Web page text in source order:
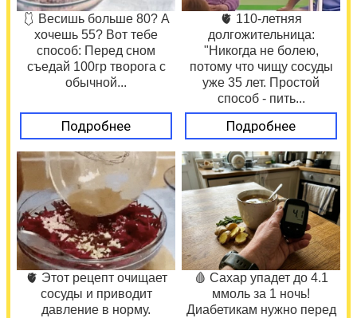
🩱 Весишь больше 80? А
хочешь 55? Вот тебе
способ: Перед сном
съедай 100гр творога с
обычной...
Подробнее
🫀 110-летняя
долгожительница:
"Никогда не болею,
потому что чищу сосуды
уже 35 лет. Простой
способ - пить...
Подробнее
🫀 Этот рецепт очищает
сосуды и приводит
давление в норму.
🩸 Сахар упадет до 4.1
ммоль за 1 ночь!
Диабетикам нужно перед